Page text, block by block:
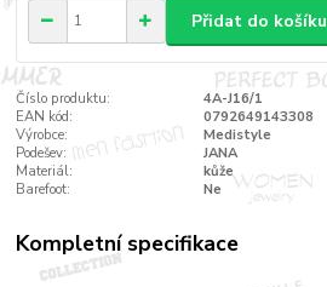
Přidat do košíku
Číslo produktu:
4A-J16/1
EAN kód:
0792649143308
Výrobce:
Medistyle
Podešev:
JANA
Materiál:
kůže
Barefoot:
Ne
Kompletní specifikace